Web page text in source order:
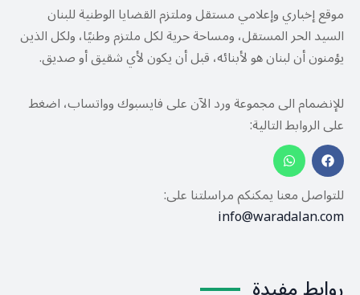
موقع إخباري وإعلامي مستقل وملتزم القضايا الوطنية للبنان
السيد الحر المستقل، ومساحة حرية لكل ملتزم وطنيًا، ولكل الذين
يؤمنون أن لبنان هو لأبنائه، قبل أن يكون لأي شقيق أو صديق.
للإنضمام الى مجموعة ورد الآن على فايسبوك وواتساب، اضغط
على الروابط التالية:
للتواصل معنا يمكنكم مراسلتنا على:
info@waradalan.com